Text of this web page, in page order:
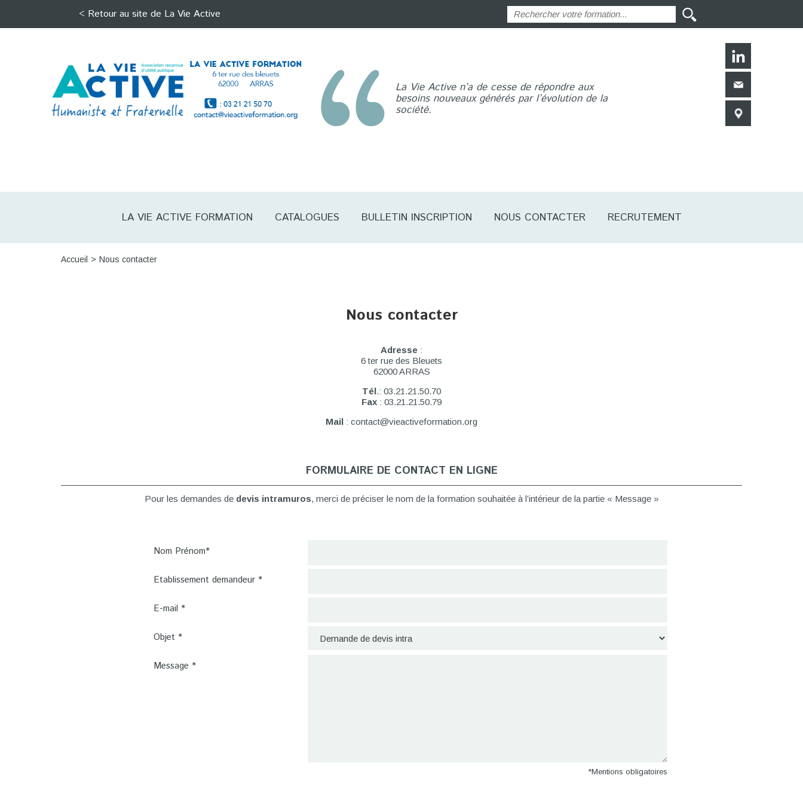
< Retour au site de La Vie Active
La Vie Active n’a de cesse de répondre aux
besoins nouveaux générés par l’évolution de la
société.
LA VIE ACTIVE FORMATION CATALOGUES BULLETIN INSCRIPTION NOUS CONTACTER RECRUTEMENT
Accueil Nous contacter
Nous contacter
Adresse :
6 ter rue des Bleuets
62000 ARRAS
Tél.: 03.21.21.50.70
Fax : 03.21.21.50.79
Mail : contact@vieactiveformation.org
FORMULAIRE DE CONTACT EN LIGNE
Pour les demandes de devis intramuros, merci de préciser le nom de la formation souhaitée à l’intérieur de la partie « Message »
Nom Prénom*
Etablissement demandeur *
E-mail *
Objet *
Message *
*Mentions obligatoires